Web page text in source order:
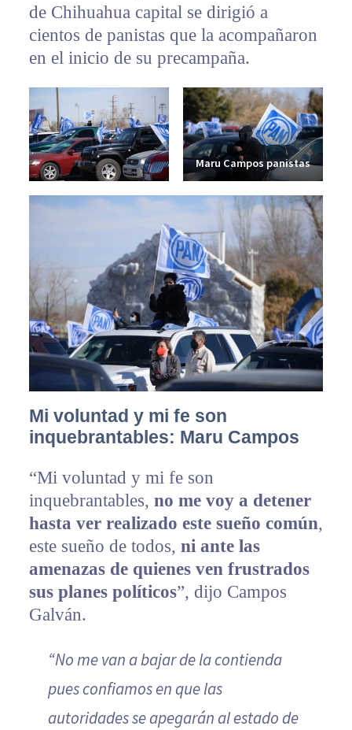
de Chihuahua capital se dirigió a
cientos de panistas que la acompañaron
en el inicio de su precampaña.
Maru Campos panistas
Mi voluntad y mi fe son
inquebrantables: Maru Campos
“Mi voluntad y mi fe son
inquebrantables, no me voy a detener
hasta ver realizado este sueño común,
este sueño de todos, ni ante las
amenazas de quienes ven frustrados
sus planes políticos”, dijo Campos
Galván.
“No me van a bajar de la contienda
pues confiamos en que las
autoridades se apegarán al estado de